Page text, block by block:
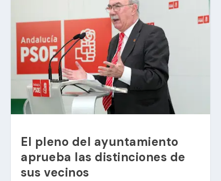
El pleno del ayuntamiento
aprueba las distinciones de
sus vecinos